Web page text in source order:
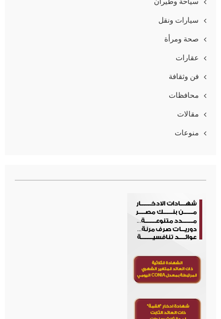
سياحة وطيران
سيارات ونقل
صحة ومرأة
عقارات
فن وثقافة
محافظات
مقالات
منوعات